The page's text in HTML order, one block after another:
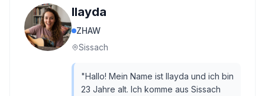
Ilayda
ZHAW
Sissach
"Hallo! Mein Name ist Ilayda und ich bin
23 Jahre alt. Ich komme aus Sissach